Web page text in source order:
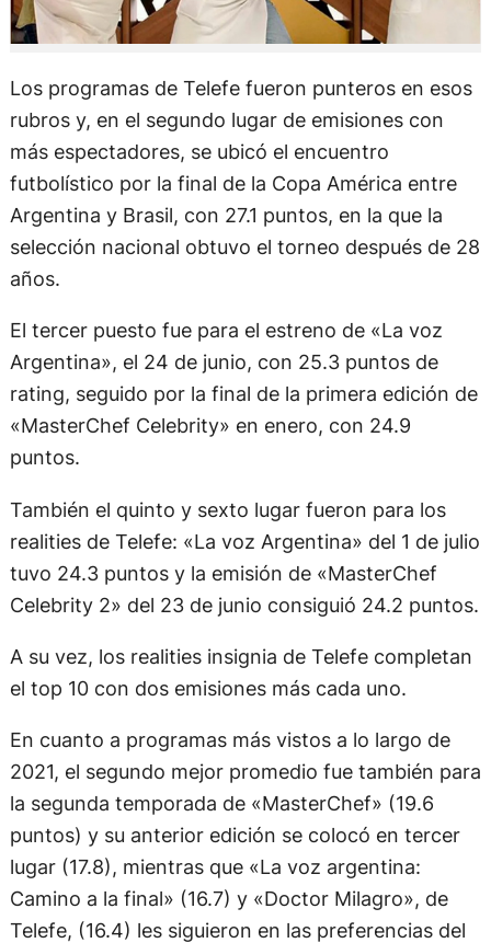
Los programas de Telefe fueron punteros en esos
rubros y, en el segundo lugar de emisiones con
más espectadores, se ubicó el encuentro
futbolístico por la final de la Copa América entre
Argentina y Brasil, con 27.1 puntos, en la que la
selección nacional obtuvo el torneo después de 28
años.
El tercer puesto fue para el estreno de «La voz
Argentina», el 24 de junio, con 25.3 puntos de
rating, seguido por la final de la primera edición de
«MasterChef Celebrity» en enero, con 24.9
puntos.
También el quinto y sexto lugar fueron para los
realities de Telefe: «La voz Argentina» del 1 de julio
tuvo 24.3 puntos y la emisión de «MasterChef
Celebrity 2» del 23 de junio consiguió 24.2 puntos.
A su vez, los realities insignia de Telefe completan
el top 10 con dos emisiones más cada uno.
En cuanto a programas más vistos a lo largo de
2021, el segundo mejor promedio fue también para
la segunda temporada de «MasterChef» (19.6
puntos) y su anterior edición se colocó en tercer
lugar (17.8), mientras que «La voz argentina:
Camino a la final» (16.7) y «Doctor Milagro», de
Telefe, (16.4) les siguieron en las preferencias del